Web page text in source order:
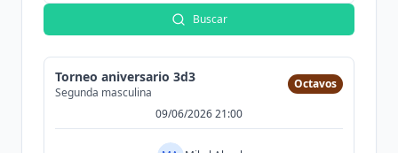
Buscar
Torneo aniversario 3d3
Segunda masculina
Octavos
09/06/2026 21:00